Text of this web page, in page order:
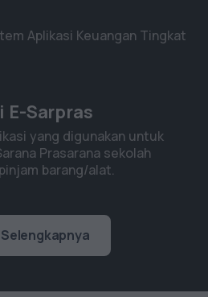
Aplikasi Keuangan Tingkat
E-Sarpras
yang digunakan untuk
Prasarana sekolah
barang/alat.